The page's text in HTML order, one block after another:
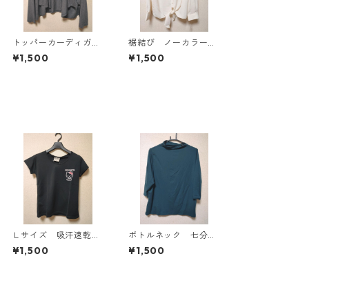
トッパーカーディガ
ン ４Ｌ グレー K
AE-4814
¥1,500
裾結び ノーカラーブ
ラウス ３Ｌ アイボ
リー KAE-4813
¥1,500
Ｌサイズ 吸汗速乾
抗菌防臭・消臭 ハロ
ーキティ ドライメッ
¥1,500
ボトルネック 七分袖
カットソー ４Ｌ テ
ィールグリーン KAE
¥1,500